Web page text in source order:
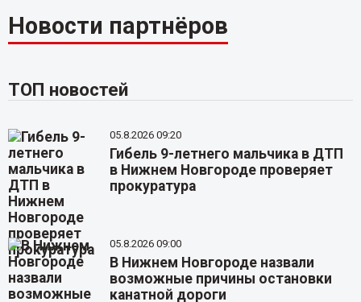
Новости партнёров
ТОП новостей
05.8.2026 09:20
Гибель 9-летнего мальчика в ДТП
в Нижнем Новгороде проверяет
прокуратура
05.8.2026 09:00
В Нижнем Новгороде назвали
возможные причины остановки
канатной дороги